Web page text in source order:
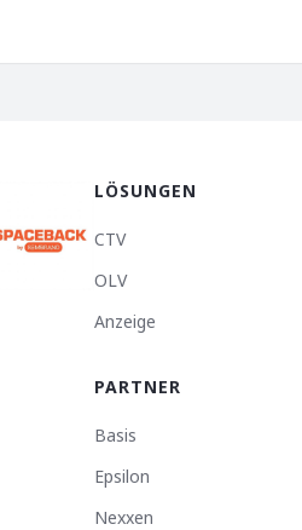
LÖSUNGEN
CTV
OLV
Anzeige
PARTNER
Basis
Epsilon
Nexxen